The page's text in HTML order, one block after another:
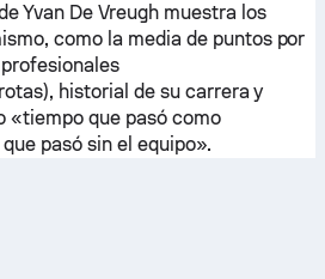
Yvan De Vreugh muestra los
como la media de puntos por
historial de su carrera y
«tiempo que pasó como
pasó sin el equipo».